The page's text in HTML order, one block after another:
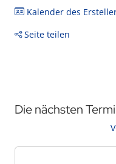
Kalender des
Seite teilen
Die nächsten